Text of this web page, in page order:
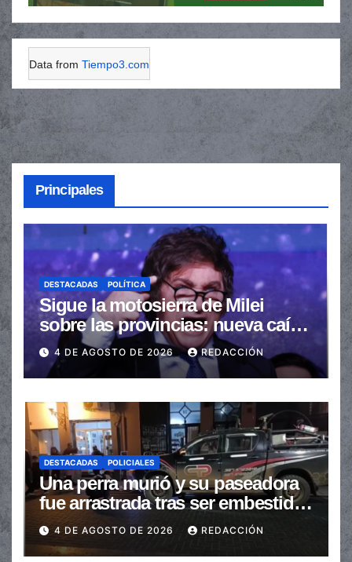
Data from Tiempo3.com
Principales
DESTACADAS POLÍTICA
Sigue la motosierra de Milei
sobre las provincias: nueva caída
de las transferencias no
automáticas
4 DE AGOSTO DE 2026 REDACCIÓN
DESTACADAS POLICIALES
Una perra murió y su paseadora
fue arrastrada tras ser embestidas
en la senda peatonal
4 DE AGOSTO DE 2026 REDACCIÓN